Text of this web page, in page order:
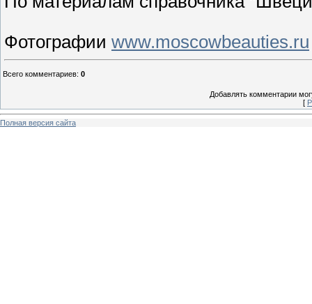
Фотографии www.moscowbeauties.ru
Всего комментариев: 0
Добавлять комментарии
[
Полная версия сайта